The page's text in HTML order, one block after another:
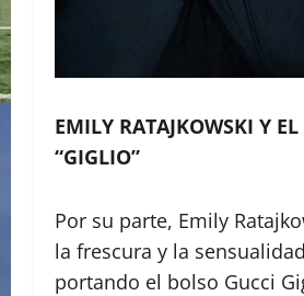
EMILY RATAJKOWSKI Y
“GIGLIO”
Por su parte, Emily
la frescura y la
portando el bolso Gucci